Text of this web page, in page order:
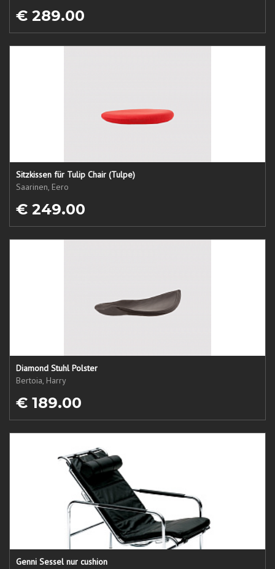
€ 289.00
Sitzkissen für Tulip Chair (Tulpe)
Saarinen, Eero
€ 249.00
Diamond Stuhl Polster
Bertoia, Harry
€ 189.00
Genni Sessel nur cushion